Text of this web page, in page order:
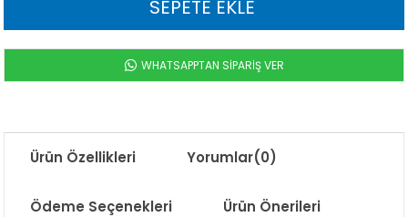
WHATSAPPTAN SİPARİŞ VER
Ürün Özellikleri Yorumlar(0)
Ödeme Seçenekleri Ürün Önerileri